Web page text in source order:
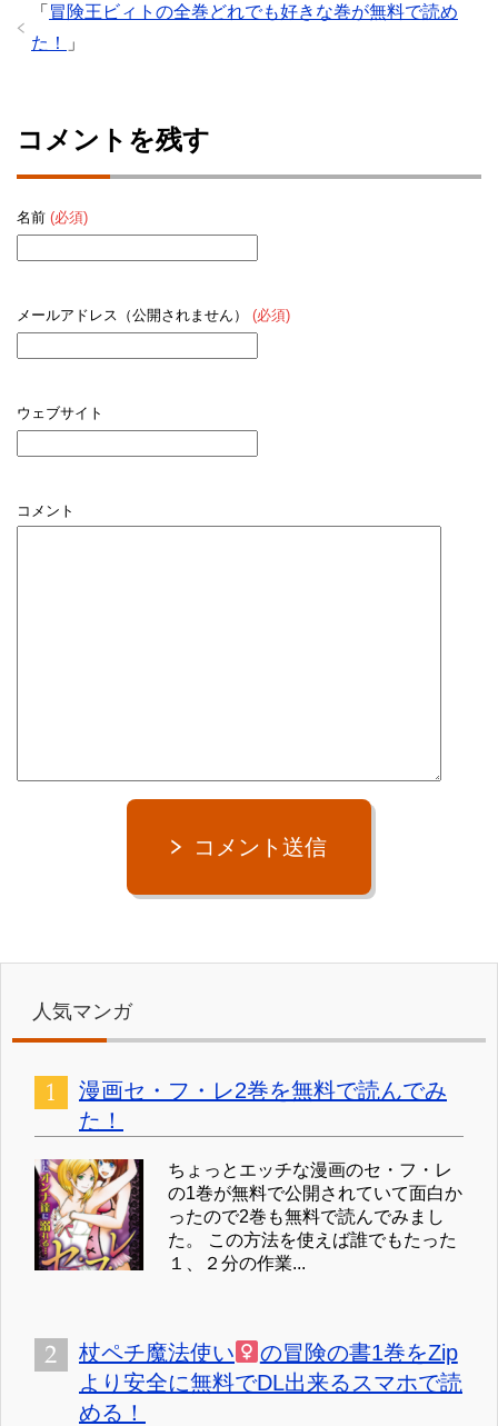
「 冒険王ビィトの全巻どれでも好きな巻が無料で読め
た！
」
コメントを残す
名前 (必須)
メールアドレス（公開されません） (必須)
ウェブサイト
コメント
コメント送信
人気マンガ
漫画セ・フ・レ2巻を無料で読んでみ
た！
ちょっとエッチな漫画のセ・フ・レ
の1巻が無料で公開されていて面白か
ったので2巻も無料で読んでみまし
た。 この方法を使えば誰でもたった
１、２分の作業...
杖ペチ魔法使い
の冒険の書1巻をZip
より安全に無料でDL出来るスマホで読
める！